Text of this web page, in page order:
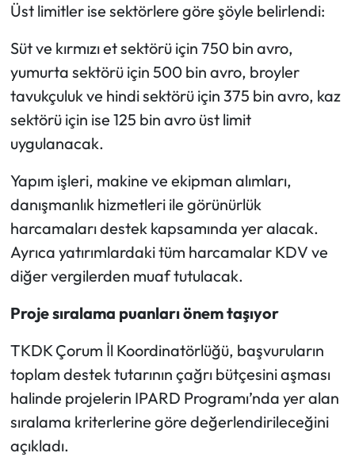
Üst limitler ise sektörlere göre şöyle belirlendi:
Süt ve kırmızı et sektörü için 750 bin avro,
yumurta sektörü için 500 bin avro, broyler
tavukçuluk ve hindi sektörü için 375 bin avro, kaz
sektörü için ise 125 bin avro üst limit
uygulanacak.
Yapım işleri, makine ve ekipman alımları,
danışmanlık hizmetleri ile görünürlük
harcamaları destek kapsamında yer alacak.
Ayrıca yatırımlardaki tüm harcamalar KDV ve
diğer vergilerden muaf tutulacak.
Proje sıralama puanları önem taşıyor
TKDK Çorum İl Koordinatörlüğü, başvuruların
toplam destek tutarının çağrı bütçesini aşması
halinde projelerin IPARD Programı’nda yer alan
sıralama kriterlerine göre değerlendirileceğini
açıkladı.